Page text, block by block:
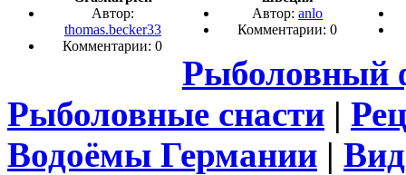
Автор:
thomas.becker33
Комментарии: 0
Автор:anlo
Комментарии: 0
Рыболовный
Рыболовные снасти |
Водоёмы Германии |